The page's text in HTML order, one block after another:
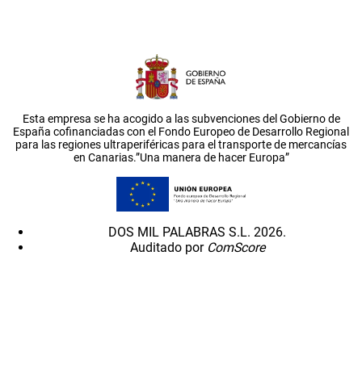
Esta empresa se ha acogido a las subvenciones del Gobierno de
España cofinanciadas con el Fondo Europeo de Desarrollo Regional
para las regiones ultraperiféricas para el transporte de mercancías
en Canarias.”Una manera de hacer Europa”
DOS MIL PALABRAS S.L. 2026.
Auditado por ComScore